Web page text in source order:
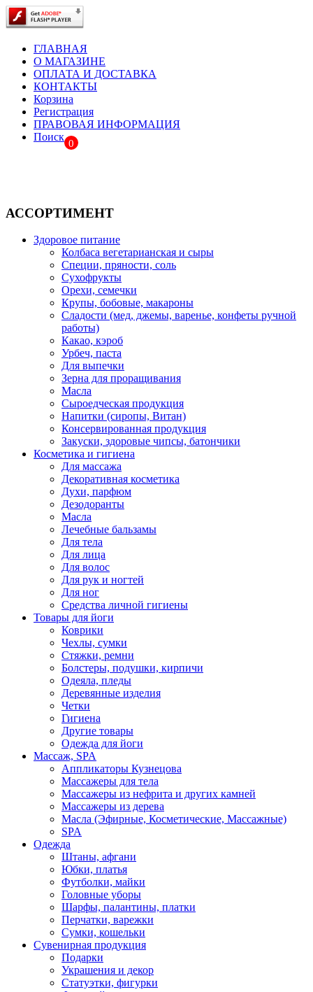
ГЛАВНАЯ
О МАГАЗИНЕ
ОПЛАТА И ДОСТАВКА
КОНТАКТЫ
Корзина
Регистрация
ПРАВОВАЯ ИНФОРМАЦИЯ
Поиск
0
АССОРТИМЕНТ
Здоровое питание
Колбаса вегетарианская и сыры
Специи, пряности, соль
Сухофрукты
Орехи, семечки
Крупы, бобовые, макароны
Сладости (мед, джемы, варенье, конфеты ручной
работы)
Какао, кэроб
Урбеч, паста
Для выпечки
Зерна для проращивания
Масла
Сыроедческая продукция
Напитки (сиропы, Витан)
Консервированная продукция
Закуски, здоровые чипсы, батончики
Косметика и гигиена
Для массажа
Декоративная косметика
Духи, парфюм
Дезодоранты
Масла
Лечебные бальзамы
Для тела
Для лица
Для волос
Для рук и ногтей
Для ног
Средства личной гигиены
Товары для йоги
Коврики
Чехлы, сумки
Стяжки, ремни
Болстеры, подушки, кирпичи
Одеяла, пледы
Деревянные изделия
Четки
Гигиена
Другие товары
Одежда для йоги
Массаж, SPA
Аппликаторы Кузнецова
Массажеры для тела
Массажеры из нефрита и других камней
Массажеры из дерева
Масла (Эфирные, Косметические, Массажные)
SPA
Одежда
Штаны, афгани
Юбки, платья
Футболки, майки
Головные уборы
Шарфы, палантины, платки
Перчатки, варежки
Сумки, кошельки
Сувенирная продукция
Подарки
Украшения и декор
Статуэтки, фигурки